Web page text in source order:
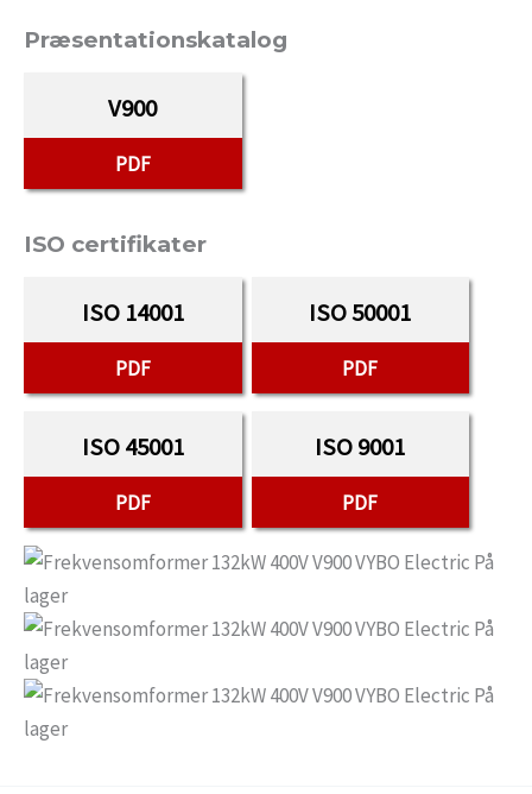
Præsentationskatalog
V900
PDF
ISO certifikater
ISO 14001
PDF
ISO 50001
PDF
ISO 45001
PDF
ISO 9001
PDF